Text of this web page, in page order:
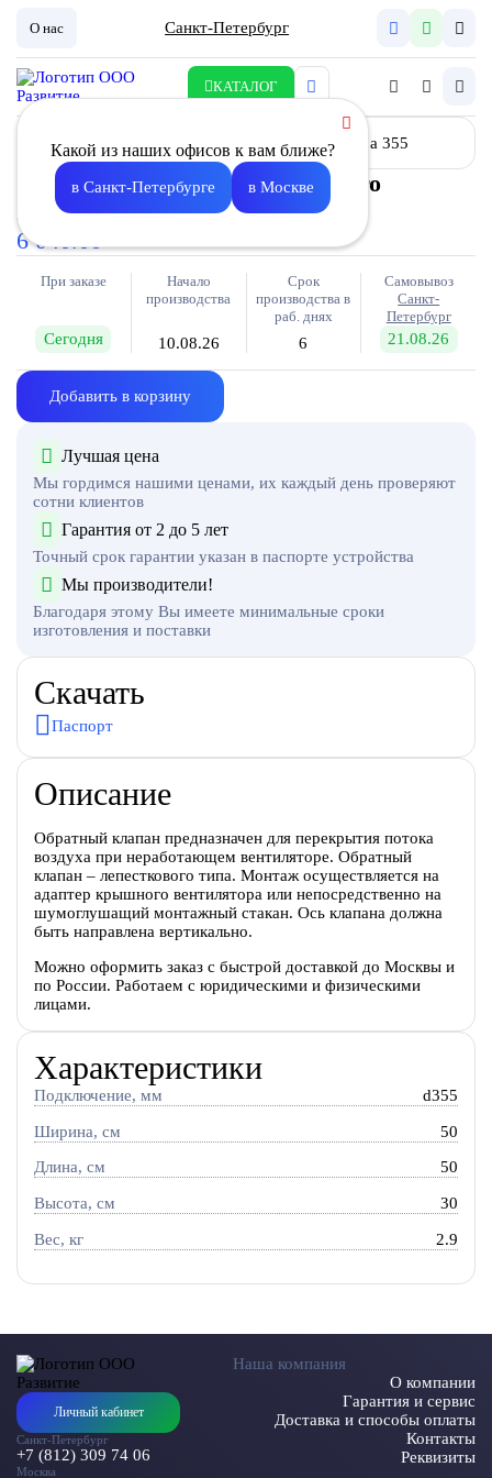
О нас Санкт-Петербург
КАТАЛОГ
Какой из наших офисов к вам ближе?
в Санкт-Петербурге в Москве
Клапан обратный для крышного
вентилятора 355
6 040.00
При заказе
Сегодня
Начало
производства
10.08.26
Срок
производства в
раб. днях
6
Самовывоз
Санкт-
Петербург
21.08.26
Добавить в корзину
Лучшая цена
Мы гордимся нашими ценами, их каждый день проверяют
сотни клиентов
Гарантия от 2 до 5 лет
Точный срок гарантии указан в паспорте устройства
Мы производители!
Благодаря этому Вы имеете минимальные сроки
изготовления и поставки
Скачать
Паспорт
Описание
Обратный клапан предназначен для перекрытия потока
воздуха при неработающем вентиляторе. Обратный
клапан – лепесткового типа. Монтаж осуществляется на
адаптер крышного вентилятора или непосредственно на
шумоглушащий монтажный стакан. Ось клапана должна
быть направлена вертикально.
Можно оформить заказ с быстрой доставкой до Москвы и
по России. Работаем с юридическими и физическими
лицами.
Характеристики
Подключение, мм d355
Ширина, см 50
Длина, см 50
Высота, см 30
Вес, кг 2.9
Личный кабинет
Санкт-Петербург
+7 (812) 309 74 06
Москва
Наша компания
О компании
Гарантия и сервис
Доставка и способы оплаты
Контакты
Реквизиты